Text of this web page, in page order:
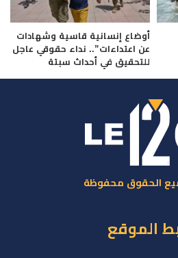
أوضاع إنسانية قاسية وشهادات
عن اعتداءات”.. نداء حقوقي عاجل
للتحقيق في أحداث سبتة
الموقع